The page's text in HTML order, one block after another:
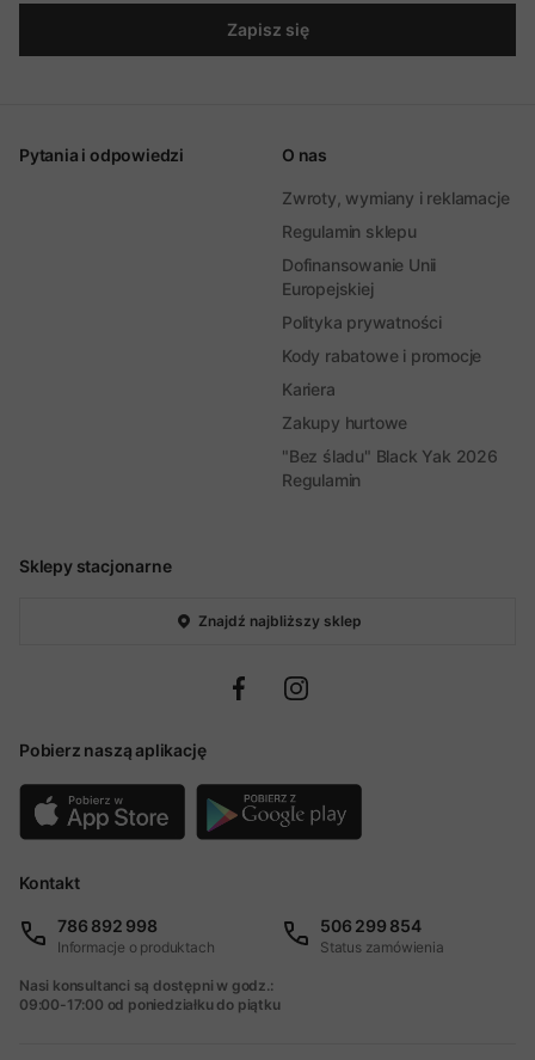
Zapisz się
Sklepy stacjonarne
Znajdź najbliższy sklep
Pobierz naszą aplikację
Pytania i odpowiedzi O nas
Zwroty, wymiany i reklamacje
Regulamin sklepu
Dofinansowanie Unii
Europejskiej
Polityka prywatności
Kody rabatowe i promocje
Kariera
Zakupy hurtowe
"Bez śladu" Black Yak 2026
Regulamin
Kontakt
786 892 998
Informacje o produktach
506 299 854
Status zamówienia
Nasi konsultanci są dostępni w godz.:
09:00-17:00 od poniedziałku do piątku